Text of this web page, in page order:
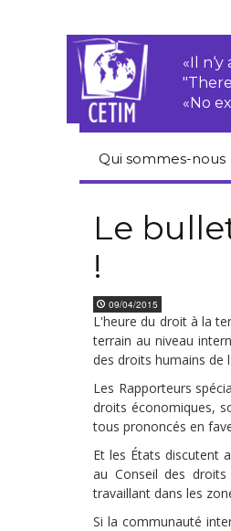
«Il
«No
Qui sommes-nous
Équipe
Newsletters
Rapports
Statuts
Le
!
09/04/2015
L'heure du droit à la
terrain au niveau
des droits humains de
Les Rapporteurs
droits économiques,
tous prononcés en
Et les États discutent
au Conseil des
travaillant dans les
Si la communauté